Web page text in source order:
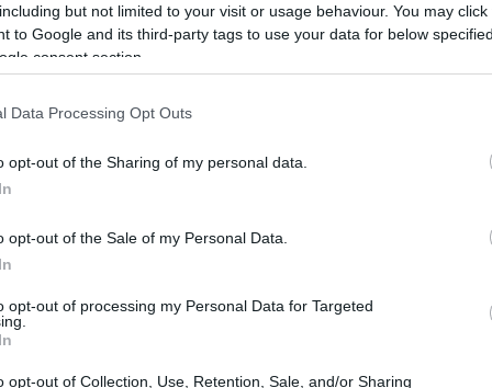
but not limited to your visit or usage behaviour. You may
to Google and its third-party tags to use your data for below
consent section.
Data Processing Opt Outs
opt-out of the Sharing of my personal data.
opt-out of the Sale of my Personal Data.
opt-out of processing my Personal Data for Targeted
opt-out of Collection, Use, Retention, Sale, and/or Sharing
πρωτοβουλία, η οποία δημιουργεί κι
αλλά κυρίως θέλω να τονίσω την πολύ
-και αποδίδουμε συνολικά στην
κάνουν την κυκλική οικονομία
έγινε μία επισκόπηση των έργων
είχε την ευκαιρία να δει το
Πελατών, το οποίο συστεγάζεται με
20:23